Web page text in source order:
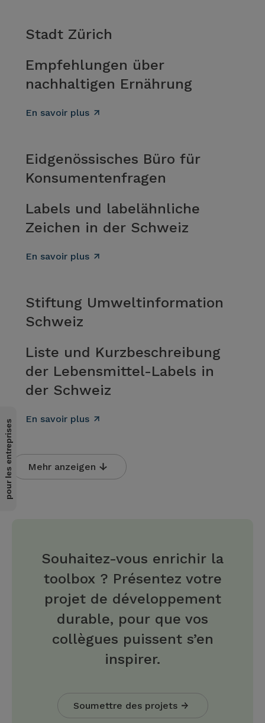
Stadt Zürich
Empfehlungen über
nachhaltigen Ernährung
En savoir plus
Eidgenössisches Büro für
Konsumentenfragen
Labels und labelähnliche
Zeichen in der Schweiz
En savoir plus
Stiftung Umweltinformation
Schweiz
Liste und Kurzbeschreibung
der Lebensmittel-Labels in
der Schweiz
En savoir plus
Mehr anzeigen
Souhaitez-vous enrichir la
toolbox ? Présentez votre
projet de développement
durable, pour que vos
collègues puissent s’en
inspirer.
Soumettre des projets
pour les entreprises